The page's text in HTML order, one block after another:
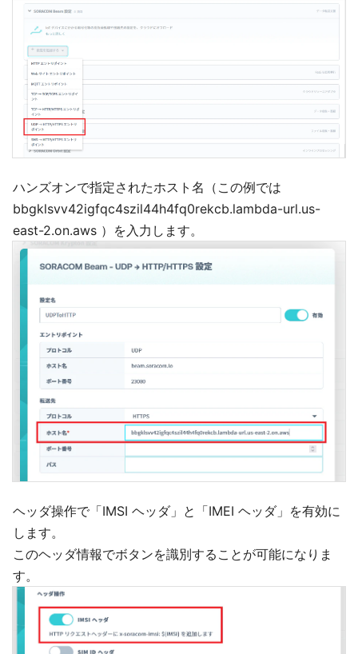
ハンズオンで指定されたホスト名（この例では
bbgklsvv42igfqc4szil44h4fq0rekcb.lambda-url.us-
east-2.on.aws ）を入力します。
ヘッダ操作で「IMSI ヘッダ」と「IMEI ヘッダ」を有効に
します。
このヘッダ情報でボタンを識別することが可能になりま
す。